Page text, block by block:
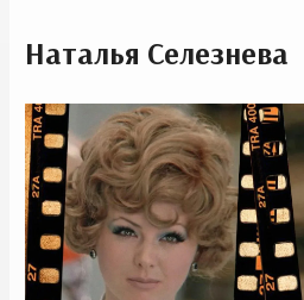
Наталья Селезнева